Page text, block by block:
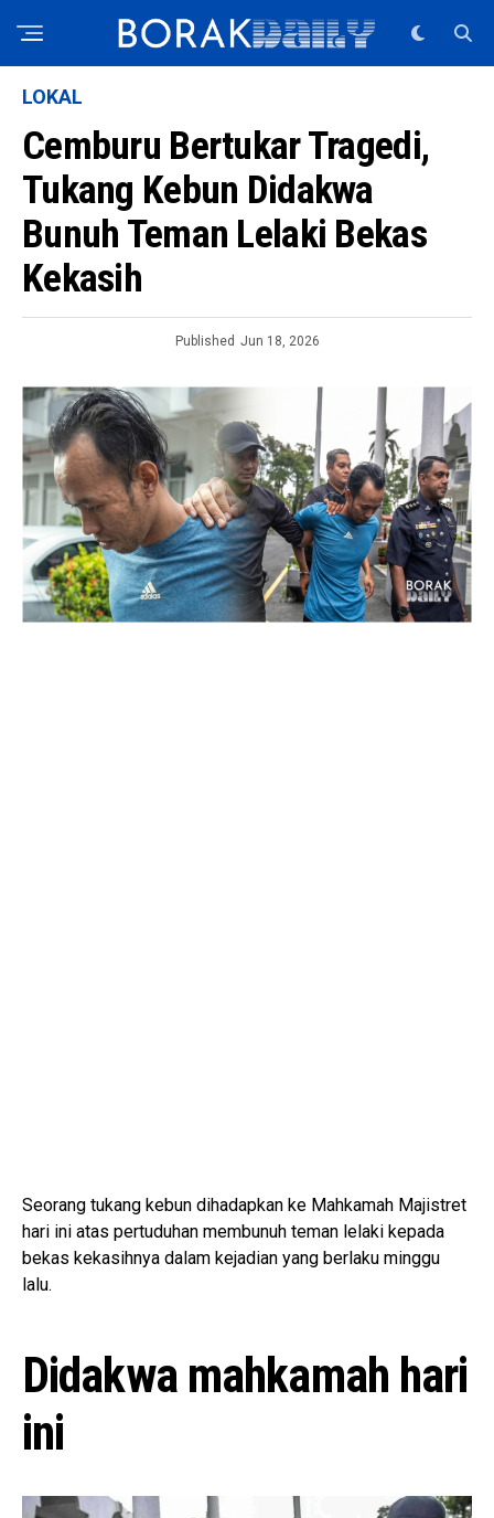
LOKAL
Cemburu Bertukar Tragedi,
Tukang Kebun Didakwa
Bunuh Teman Lelaki Bekas
Kekasih
Published Jun 18, 2026
Seorang tukang kebun dihadapkan ke Mahkamah Majistret
hari ini atas pertuduhan membunuh teman lelaki kepada
bekas kekasihnya dalam kejadian yang berlaku minggu
lalu.
Didakwa mahkamah hari
ini